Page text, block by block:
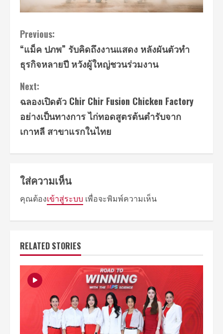
Continue
Reading
Previous:
“แม็ค ปภพ” รับคิดถึงงานแสดง หลังผันตัวทำ
ธุรกิจหลายปี หวังผู้ใหญ่ชวนร่วมงาน
Next:
ฉลองเปิดตัว Chir Chir Fusion Chicken Factory
อย่างเป็นทางการ ไก่ทอดสูตรต้นตำรับจาก
เกาหลี สาขาแรกในไทย
ใส่ความเห็น
คุณต้องเข้าสู่ระบบ เพื่อจะพิมพ์ความเห็น
RELATED STORIES